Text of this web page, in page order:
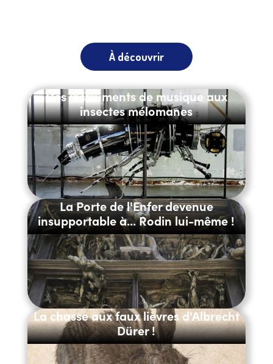
À découvrir
Des instruments de musique aux
insectes mélomanes
La Porte de l'Enfer devenue
insupportable à... Rodin lui-même !
La chasse aux faux lièvres d'Albrecht
Dürer !